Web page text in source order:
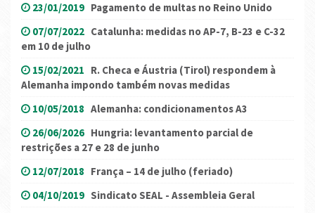
23/01/2019 Pagamento de multas no Reino Unido
07/07/2022 Catalunha: medidas no AP-7, B-23 e C-32
em 10 de julho
15/02/2021 R. Checa e Áustria (Tirol) respondem à
Alemanha impondo também novas medidas
10/05/2018 Alemanha: condicionamentos A3
26/06/2026 Hungria: levantamento parcial de
restrições a 27 e 28 de junho
12/07/2018 França – 14 de julho (feriado)
04/10/2019 Sindicato SEAL - Assembleia Geral